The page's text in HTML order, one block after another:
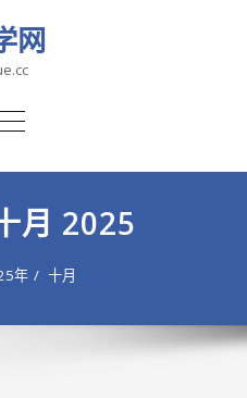
网
切
月 2025
年 十月